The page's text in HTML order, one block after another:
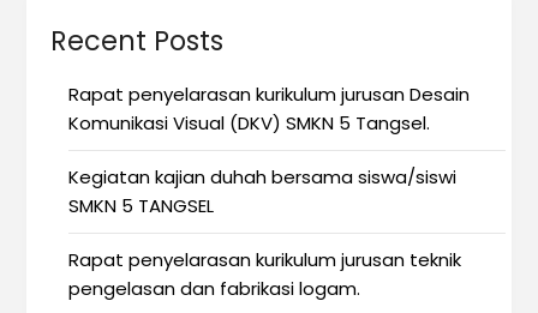
Recent Posts
Rapat penyelarasan kurikulum jurusan Desain
Komunikasi Visual (DKV) SMKN 5 Tangsel.
Kegiatan kajian duhah bersama siswa/siswi
SMKN 5 TANGSEL
Rapat penyelarasan kurikulum jurusan teknik
pengelasan dan fabrikasi logam.